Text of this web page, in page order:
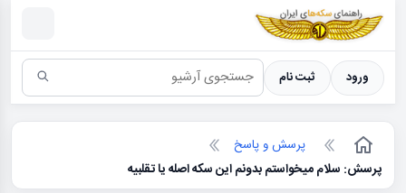
سکه ها ؛ راهنمای سکه شناسی
ورود ثبت نام
پرسش و پاسخ
پرسش: سلام میخواستم بدونم این سکه اصله یا تقلبیه